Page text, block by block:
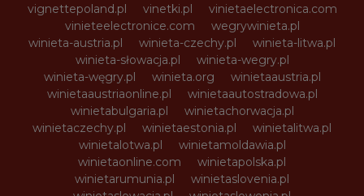
vignettepoland.pl
vinetki.pl
vinietaelectronica.com
vinieteelectronice.com
wegrywinieta.pl
winieta-austria.pl
winieta-czechy.pl
winieta-litwa.pl
winieta-słowacja.pl
winieta-wegry.pl
winieta-węgry.pl
winieta.org
winietaaustria.pl
winietaaustriaonline.pl
winietaautostradowa.pl
winietabulgaria.pl
winietachorwacja.pl
winietaczechy.pl
winietaestonia.pl
winietalitwa.pl
winietalotwa.pl
winietamoldawia.pl
winietaonline.com
winietapolska.pl
winietarumunia.pl
winietaslovenia.pl